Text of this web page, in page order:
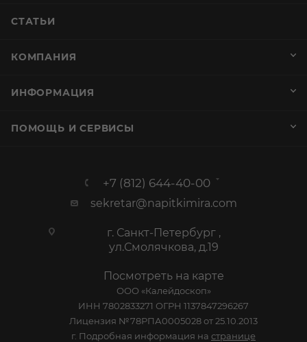
СТАТЬИ
КОМПАНИЯ
ИНФОРМАЦИЯ
ПОМОЩЬ И СЕРВИСЫ
+7 (812) 644-40-00
sekretar@napitkimira.com
г. Санкт-Петербург ,
ул.Смолячкова, д.19
Посмотреть на карте
ООО «Калейдоскоп»
ИНН 7802833271 ОГРН 1137847296267
Лицензия №78РПА0005028 от 25.10.2013
г. Подробная информация на странице